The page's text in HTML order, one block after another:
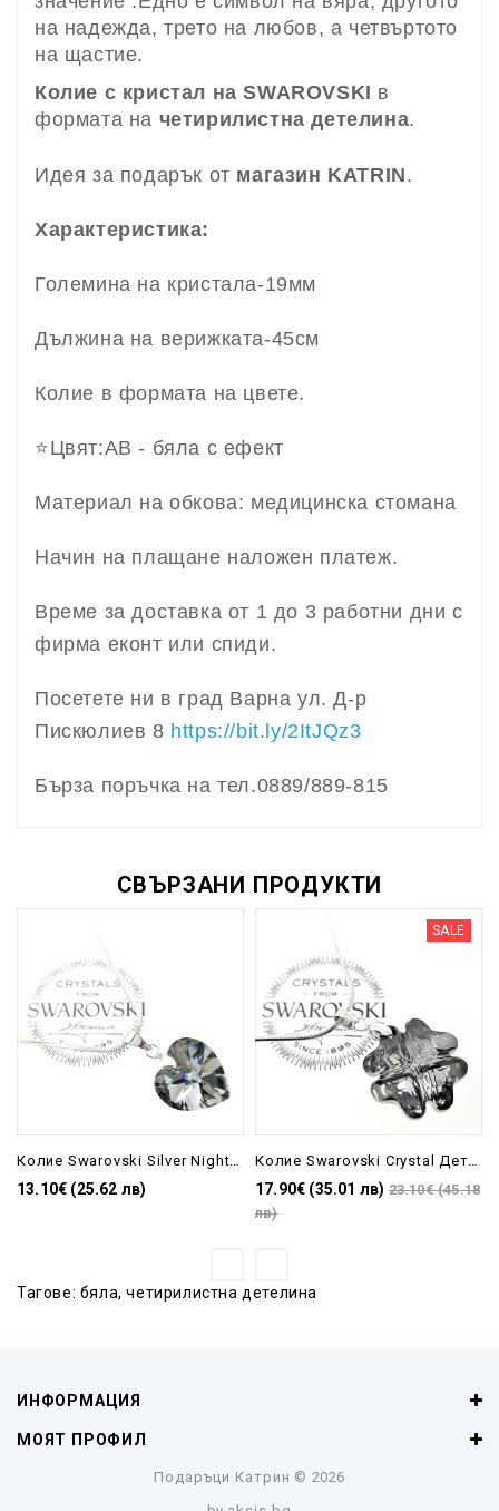
на надежда, трето на любов, а четвъртото
на щастие.
Колие с кристал на SWAROVSKI в
формата на четирилистна детелина.
Идея за подарък от магазин KATRIN.
Характеристика:
Големина на кристала-19мм
Дължина на верижката-45см
Колие в формата на цвете.
⭐Цвят:AB - бяла с ефект
Материал на обкова: медицинска стомана
Начин на плащане наложен платеж.
Време за доставка от 1 до 3 работни дни с
фирма еконт или спиди.
Посетете ни в град Варна ул. Д-р
Пискюлиев 8 https://bit.ly/2ItJQz3
Бърза поръчка на тел.0889/889-815
СВЪРЗАНИ ПРОДУКТИ
13.10€ (25.62 лв)
SALE
Колие Swarovski Crystal Детелина Silver Night
17.90€ (35.01 лв) 23.10€ (45.18
лв)
Тагове: бяла,четирилистна детелина
ИНФОРМАЦИЯ
МОЯТ ПРОФИЛ
Подаръци Катрин © 2026